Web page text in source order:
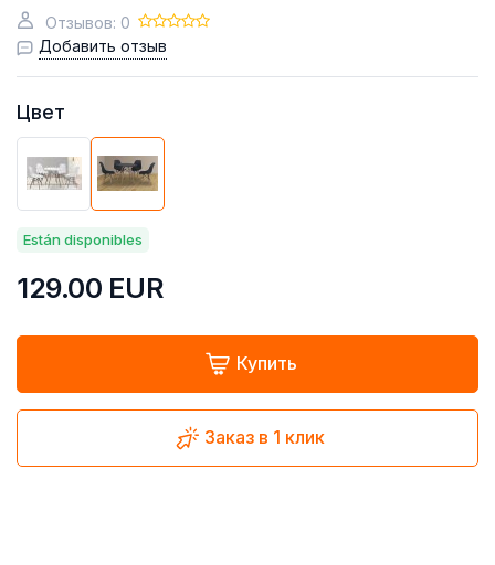
Отзывов: 0
Добавить отзыв
Цвет
Están disponibles
129.00 EUR
Купить
Заказ в 1 клик